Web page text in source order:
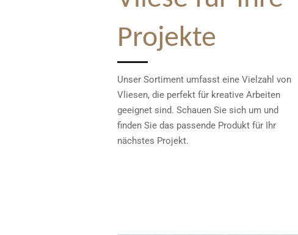
Projekte
Unser Sortiment umfasst eine Vielzahl von
Vliesen, die perfekt für kreative Arbeiten
geeignet sind. Schauen Sie sich um und
finden Sie das passende Produkt für Ihr
nächstes Projekt.